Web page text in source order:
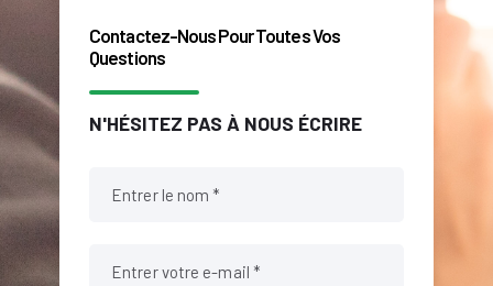
Contactez-Nous Pour Toutes Vos
Questions
N'HÉSITEZ PAS À NOUS ÉCRIRE